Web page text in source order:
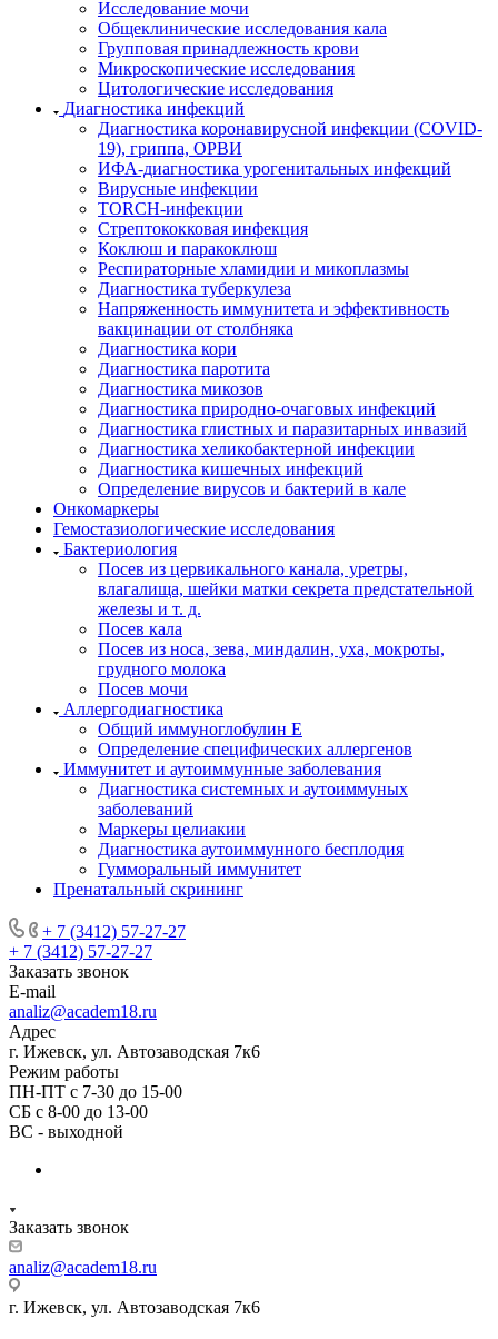
Исследование мочи
Общеклинические исследования кала
Групповая принадлежность крови
Микроскопические исследования
Цитологические исследования
Диагностика инфекций
Диагностика коронавирусной инфекции (COVID-
19), гриппа, ОРВИ
ИФА-диагностика урогенитальных инфекций
Вирусные инфекции
TORCH-инфекции
Стрептококковая инфекция
Коклюш и паракоклюш
Респираторные хламидии и микоплазмы
Диагностика туберкулеза
Напряженность иммунитета и эффективность
вакцинации от столбняка
Диагностика кори
Диагностика паротита
Диагностика микозов
Диагностика природно-очаговых инфекций
Диагностика глистных и паразитарных инвазий
Диагностика хеликобактерной инфекции
Диагностика кишечных инфекций
Определение вирусов и бактерий в кале
Онкомаркеры
Гемостазиологические исследования
Бактериология
Посев из цервикального канала, уретры,
влагалища, шейки матки секрета предстательной
железы и т. д.
Посев кала
Посев из носа, зева, миндалин, уха, мокроты,
грудного молока
Посев мочи
Аллергодиагностика
Общий иммуноглобулин Е
Определение специфических аллергенов
Иммунитет и аутоиммунные заболевания
Диагностика системных и аутоиммуных
заболеваний
Маркеры целиакии
Диагностика аутоиммунного бесплодия
Гумморальный иммунитет
Пренатальный скрининг
+ 7 (3412) 57-27-27
+ 7 (3412) 57-27-27
Заказать звонок
E-mail
analiz@academ18.ru
Адрес
г. Ижевск, ул. Автозаводская 7к6
Режим работы
ПН-ПТ с 7-30 до 15-00
СБ с 8-00 до 13-00
ВС - выходной
Заказать звонок
analiz@academ18.ru
г. Ижевск, ул. Автозаводская 7к6